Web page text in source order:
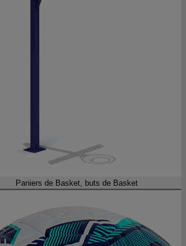
Paniers de Basket, buts de Basket